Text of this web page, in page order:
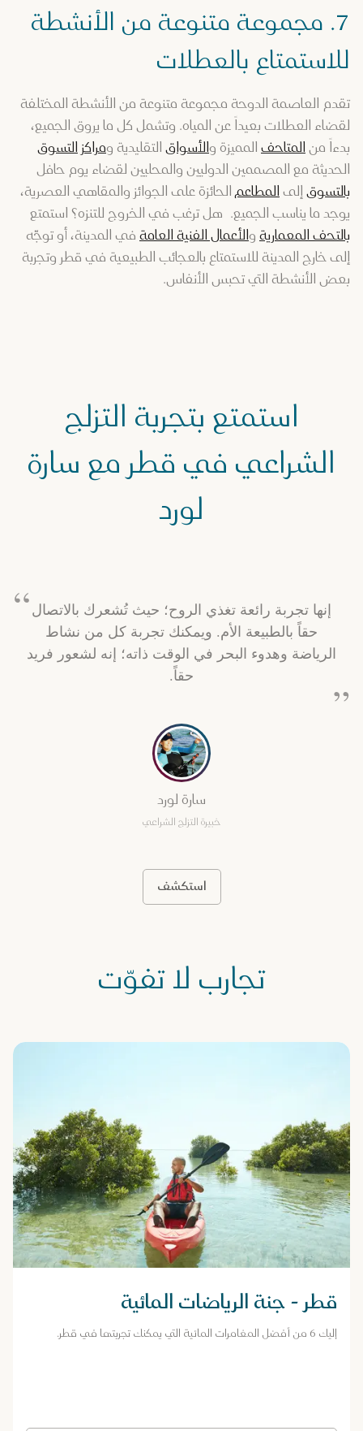
7. مجموعة متنوعة من الأنشطة
للاستمتاع بالعطلات
تقدم العاصمة الدوحة مجموعة متنوعة من الأنشطة المختلفة
لقضاء العطلات بعيداً عن المياه. وتشمل كل ما يروق الجميع،
بدءاً منالمتاحف المميزة والأسواق التقليدية ومراكز التسوق
الحديثة مع المصممين الدوليين والمحليين لقضاء يوم حافل
بالتسوقإلىالمطاعمالحائزة على الجوائز والمقاهي العصرية،
يوجد ما يناسب الجميع. هل ترغب في الخروج للتنزه؟ استمتع
بالتحف المعمارية والأعمال الفنية العامة في المدينة، أو توجّه
إلى خارج المدينة للاستمتاع بالعجائب الطبيعية في قطر وتجربة
بعض الأنشطة التي تحبس الأنفاس.
استمتع بتجربة التزلج
الشراعي في قطر مع سارة
لورد
إنها تجربة رائعة تغذي الروح؛ حيث تُشعرك بالاتصال
حقاً بالطبيعة الأم. ويمكنك تجربة كل من نشاط
الرياضة وهدوء البحر في الوقت ذاته؛ إنه لشعور فريد
حقاً.
سارة لورد
خبيرة التزلج الشراعي
استكشف
تجارب لا تفوّت
قطر - جنة الرياضات المائية
إليك 6 من أفضل المغامرات المائية التي يمكنك تجربتها في قطر.